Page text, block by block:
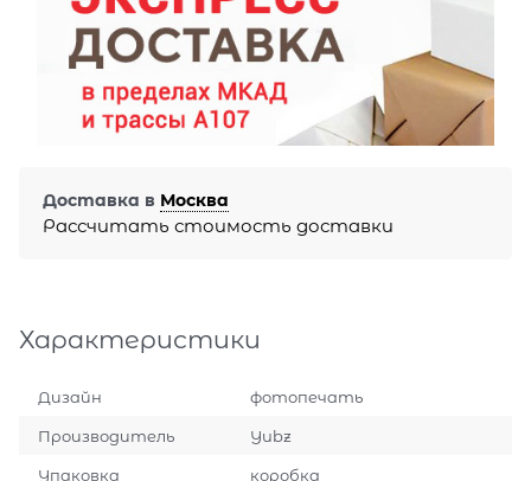
Доставка в Москва
Рассчитать стоимость доставки
Характеристики
Дизайн фотопечать
Производитель Yubz
Упаковка коробка